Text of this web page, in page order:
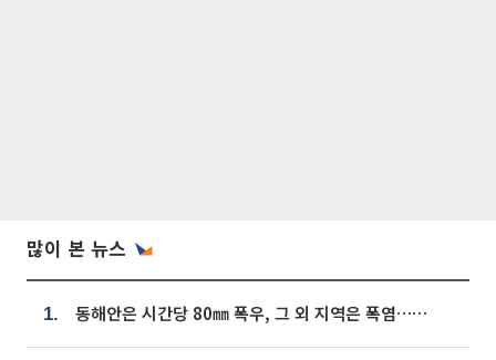
많이 본 뉴스
1. 동해안은 시간당 80㎜ 폭우, 그 외 지역은 폭염…‘극과 극 날씨’